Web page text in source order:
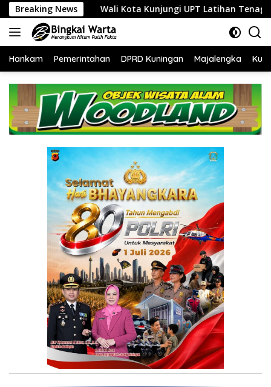
Langsung
ke
konten
Breaking News
Kota Kunjungi UPT Latihan Tenaga Kerja, Siapkan SDM
Hankam Pemerintahan DPRD Kuningan Majalengka